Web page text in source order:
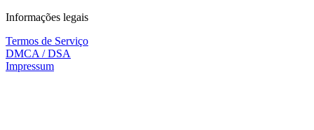
Informações legais
Termos de Serviço
DMCA / DSA
Impressum